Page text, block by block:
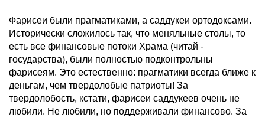
Фарисеи были прагматиками, а саддукеи ортодоксами.
Исторически сложилось так, что меняльные столы, то
есть все финансовые потоки Храма (читай -
государства), были полностью подконтрольны
фарисеям. Это естественно: прагматики всегда ближе к
деньгам, чем твердолобые патриоты! За
твердолобость, кстати, фарисеи саддукеев очень не
любили. Не любили, но поддерживали финансово. За